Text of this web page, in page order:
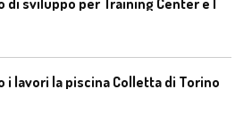
i lavori la piscina Colletta di Torino